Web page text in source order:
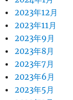
2023年12月
2023年11月
2023年9月
2023年8月
2023年7月
2023年6月
2023年5月